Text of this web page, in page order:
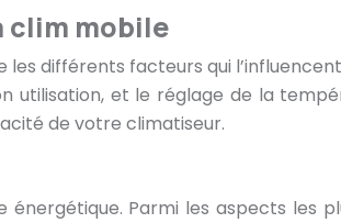
clim mobile
différents facteurs qui
utilisation, et le réglage de la
de votre climatiseur.
Parmi les aspects les